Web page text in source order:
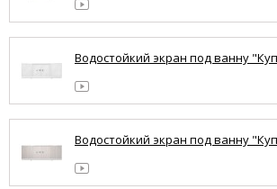
Водостойкий экран под ванну
Водостойкий экран под ванну